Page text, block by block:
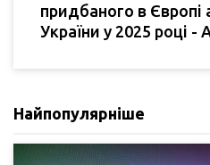
придбаного в
України у 2025 році -
Найпопулярніше